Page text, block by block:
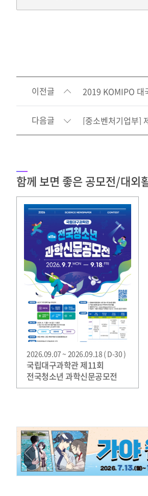
이전글 2019 KOMIPO 대
다음글 [중소벤처기업부]
함께 보면 좋은 공모전/대외
2026.09.07 ~ 2026.09.18 ( D-30 )
국립대구과학관 제11회
전국청소년 과학신문공모전